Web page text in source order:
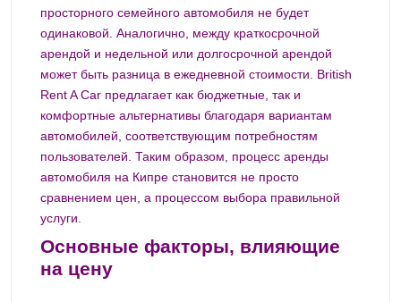
просторного семейного автомобиля не будет
одинаковой. Аналогично, между краткосрочной
арендой и недельной или долгосрочной арендой
может быть разница в ежедневной стоимости. British
Rent A Car предлагает как бюджетные, так и
комфортные альтернативы благодаря вариантам
автомобилей, соответствующим потребностям
пользователей. Таким образом, процесс аренды
автомобиля на Кипре становится не просто
сравнением цен, а процессом выбора правильной
услуги.
Основные факторы, влияющие
на цену